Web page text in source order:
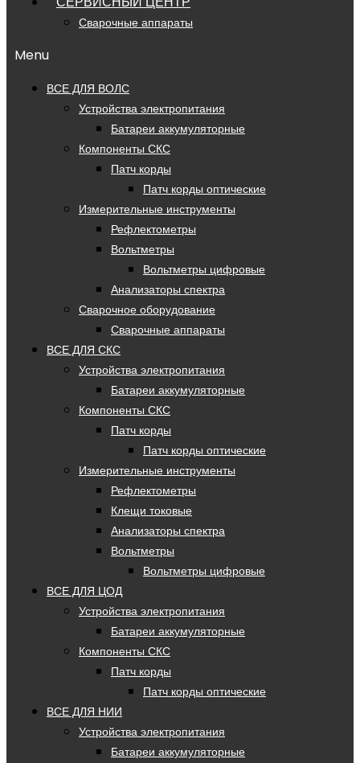
Сварочные аппараты
Menu
ВСЕ ДЛЯ ВОЛС
Устройства электропитания
Батареи аккумуляторные
Компоненты СКС
Патч корды
Патч корды оптические
Измерительные инструменты
Рефлектометры
Вольтметры
Вольтметры цифровые
Анализаторы спектра
Сварочное оборудование
Сварочные аппараты
ВСЕ ДЛЯ СКС
Устройства электропитания
Батареи аккумуляторные
Компоненты СКС
Патч корды
Патч корды оптические
Измерительные инструменты
Рефлектометры
Клещи токовые
Анализаторы спектра
Вольтметры
Вольтметры цифровые
ВСЕ ДЛЯ ЦОД
Устройства электропитания
Батареи аккумуляторные
Компоненты СКС
Патч корды
Патч корды оптические
ВСЕ ДЛЯ НИИ
Устройства электропитания
Батареи аккумуляторные